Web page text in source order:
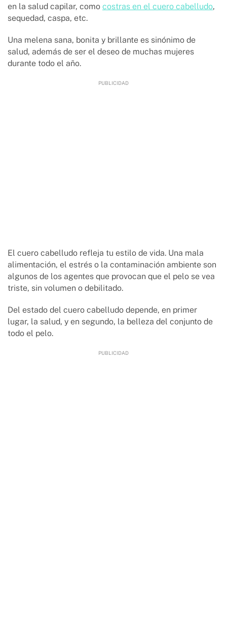
en la salud capilar, como costras en el cuero cabelludo,
sequedad, caspa, etc.
Una melena sana, bonita y brillante es sinónimo de
salud, además de ser el deseo de muchas mujeres
durante todo el año.
El cuero cabelludo refleja tu estilo de vida. Una mala
alimentación, el estrés o la contaminación ambiente son
algunos de los agentes que provocan que el pelo se vea
triste, sin volumen o debilitado.
Del estado del cuero cabelludo depende, en primer
lugar, la salud, y en segundo, la belleza del conjunto de
todo el pelo.